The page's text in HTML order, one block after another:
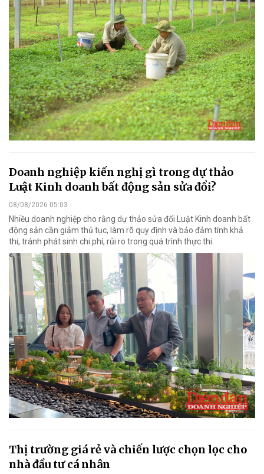
Doanh nghiệp kiến nghị gì trong dự thảo
Luật Kinh doanh bất động sản sửa đổi?
08/08/2026 05:03
Nhiều doanh nghiệp cho rằng dự thảo sửa đổi Luật Kinh doanh bất
động sản cần giảm thủ tục, làm rõ quy định và bảo đảm tính khả
thi, tránh phát sinh chi phí, rủi ro trong quá trình thực thi.
Thị trường giá rẻ và chiến lược chọn lọc cho
nhà đầu tư cá nhân